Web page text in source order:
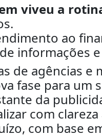
viveu a
ao
informações
de agências e
fase para um
da
com clareza
com base